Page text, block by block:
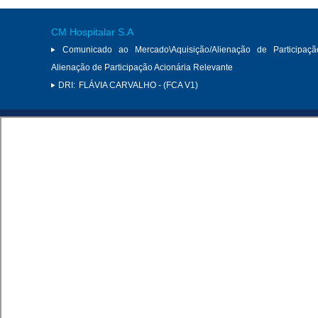
CM Hospitalar S.A
Comunicado ao Mercado\Aquisição/Alienação de
Alienação de Participação Acionária Relevante
DRI: FLÁVIA CARVALHO - (FCA V1)